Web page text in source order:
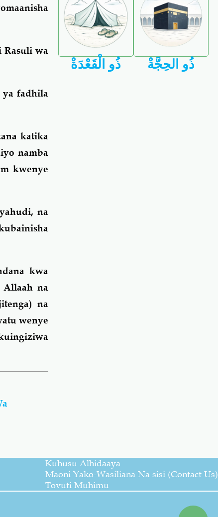
Rasuli wa
ya fadhila
katika
namba
kwenye
na
kwa
na
na
wenye
ذُو الْقَعْدَةْ ذُو الحِجَّةْ
Kuhusu Alhidaaya
Maoni Yako-Wasiliana Na sisi (Contact Us)
Tovuti Muhimu